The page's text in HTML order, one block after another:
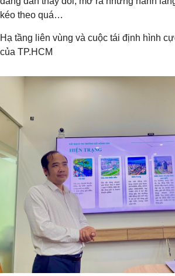
kéo theo quá…
Hạ tầng liên vùng và cuộc tái định hình
của TP.HCM